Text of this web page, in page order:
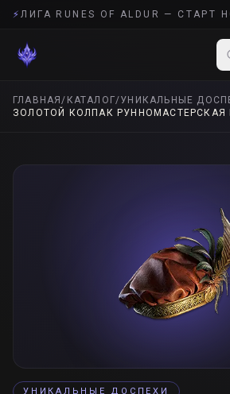
⚡
ГЛАВНАЯ/ КАТАЛОГ/УНИКАЛЬНЫЕ
ЗОЛОТОЙ КОЛПАК
УНИКАЛЬНЫЕ ДОСПЕХИ